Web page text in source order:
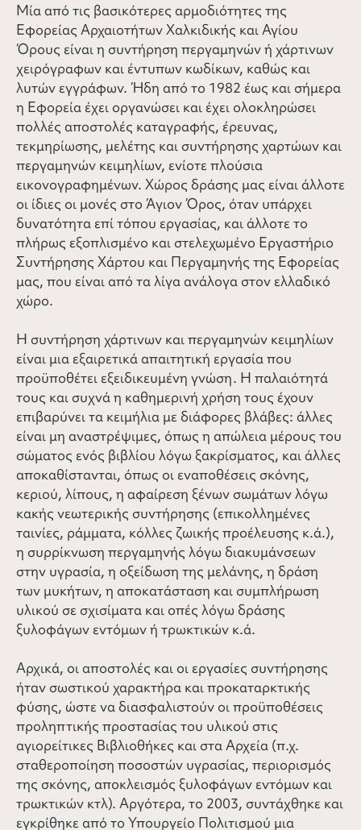
Mία από τις βασικότερες αρμοδιότητες της
Εφορείας Αρχαιοτήτων Χαλκιδικής και Αγίου
Όρους είναι η συντήρηση περγαμηνών ή χάρτινων
χειρόγραφων και έντυπων κωδίκων, καθώς και
λυτών εγγράφων. Ήδη από το 1982 έως και σήμερα
η Εφορεία έχει οργανώσει και έχει ολοκληρώσει
πολλές αποστολές καταγραφής, έρευνας,
τεκμηρίωσης, μελέτης και συντήρησης χαρτώων και
περγαμηνών κειμηλίων, ενίοτε πλούσια
εικονογραφημένων. Χώρος δράσης μας είναι άλλοτε
οι ίδιες οι μονές στο Άγιον Όρος, όταν υπάρχει
δυνατότητα επί τόπου εργασίας, και άλλοτε το
πλήρως εξοπλισμένο και στελεχωμένο Εργαστήριο
Συντήρησης Χάρτου και Περγαμηνής της Εφορείας
μας, που είναι από τα λίγα ανάλογα στον ελλαδικό
χώρο.
Η συντήρηση χάρτινων και περγαμηνών κειμηλίων
είναι μια εξαιρετικά απαιτητική εργασία που
προϋποθέτει εξειδικευμένη γνώση. Η παλαιότητά
τους και συχνά η καθημερινή χρήση τους έχουν
επιβαρύνει τα κειμήλια με διάφορες βλάβες: άλλες
είναι μη αναστρέψιμες, όπως η απώλεια μέρους του
σώματος ενός βιβλίου λόγω ξακρίσματος, και άλλες
αποκαθίστανται, όπως οι εναποθέσεις σκόνης,
κεριού, λίπους, η αφαίρεση ξένων σωμάτων λόγω
κακής νεωτερικής συντήρησης (επικολλημένες
ταινίες, ράμματα, κόλλες ζωικής προέλευσης κ.ά.),
η συρρίκνωση περγαμηνής λόγω διακυμάνσεων
στην υγρασία, η οξείδωση της μελάνης, η δράση
των μυκήτων, η αποκατάσταση και συμπλήρωση
υλικού σε σχισίματα και οπές λόγω δράσης
ξυλοφάγων εντόμων ή τρωκτικών κ.ά.
Αρχικά, οι αποστολές και οι εργασίες συντήρησης
ήταν σωστικού χαρακτήρα και προκαταρκτικής
φύσης, ώστε να διασφαλιστούν οι προϋποθέσεις
προληπτικής προστασίας του υλικού στις
αγιορείτικες Βιβλιοθήκες και στα Αρχεία (π.χ.
σταθεροποίηση ποσοστών υγρασίας, περιορισμός
της σκόνης, αποκλεισμός ξυλοφάγων εντόμων και
τρωκτικών κτλ). Αργότερα, το 2003, συντάχθηκε και
εγκρίθηκε από το Υπουργείο Πολιτισμού μια